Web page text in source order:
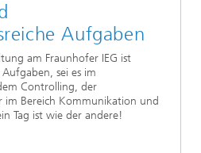
Aufgaben
am Fraunhofer IEG ist
sei es im
Controlling, der
im Bereich Kommunikation und
Tag ist wie der andere!